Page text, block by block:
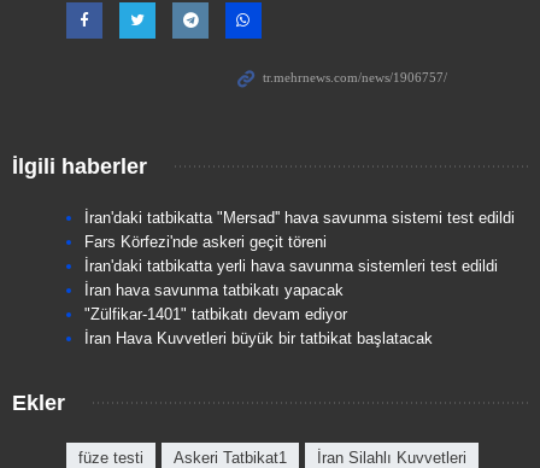
İlgili haberler
İran'daki tatbikatta "Mersad'' hava savunma sistemi test edildi
Fars Körfezi'nde askeri geçit töreni
İran'daki tatbikatta yerli hava savunma sistemleri test edildi
İran hava savunma tatbikatı yapacak
"Zülfikar-1401" tatbikatı devam ediyor
İran Hava Kuvvetleri büyük bir tatbikat başlatacak
Ekler
füze testi Askeri Tatbikat1 İran Silahlı Kuvvetleri